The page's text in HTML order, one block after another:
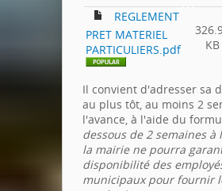
REGLEMENT
PRET MATERIEL
PARTICULIERS.pdf
KB
Il convient d'adresser sa
au plus tôt, au moins 2
l'avance, à l'aide du
dessous de 2 semaines à
la mairie ne pourra
disponibilité des
municipaux pour fournir